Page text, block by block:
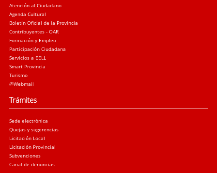
Atención al Ciudadano
Agenda Cultural
Boletín Oficial de la Provincia
Contribuyentes - OAR
Formación y Empleo
Participación Ciudadana
Servicios a EELL
Smart Provincia
Turismo
@Webmail
Trámites
Sede electrónica
Quejas y sugerencias
Licitación Local
Licitación Provincial
Subvenciones
Canal de denuncias